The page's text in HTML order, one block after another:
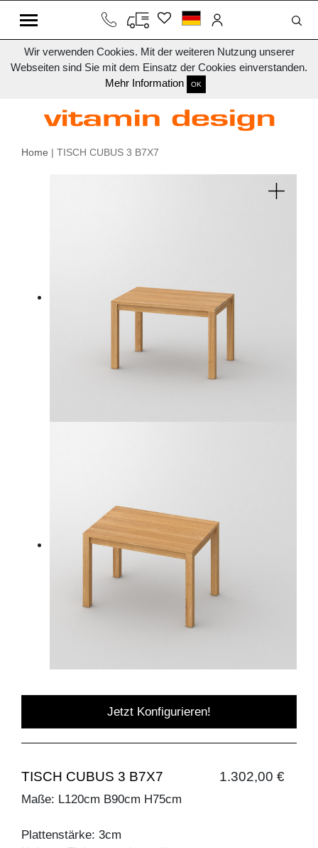
Wir verwenden Cookies. Mit der weiteren Nutzung unserer
Webseiten sind Sie mit dem Einsatz der Cookies einverstanden.
Mehr Information
OK
Home | TISCH CUBUS 3 B7X7
Jetzt Konfigurieren!
TISCH CUBUS 3 B7X7 1.302,00 €
Maße: L120cm B90cm H75cm
Plattenstärke: 3cm